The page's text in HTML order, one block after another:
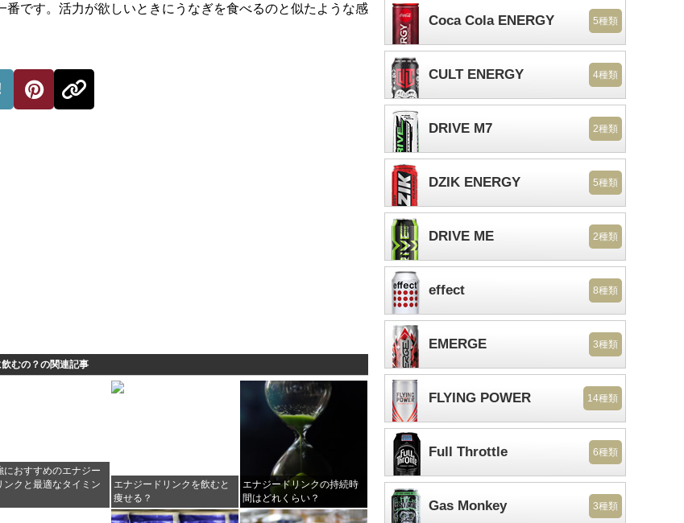
番です。活力が欲しいときにうなぎを食べるのと似たような感
むの？の関連記事
におすすめのエナジー
ンクと最適なタイミン
エナジードリンクを飲むと
痩せる？
エナジードリンクの持続時
間はどれくらい？
Coca Cola ENERGY 5種類
CULT ENERGY 4種類
DRIVE M7 2種類
DZIK ENERGY 5種類
DRIVE ME 2種類
effect 8種類
EMERGE 3種類
FLYING POWER 14種類
Full Throttle 6種類
Gas Monkey 3種類